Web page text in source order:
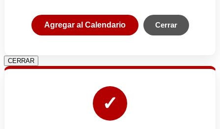
Agregar al Calendario Cerrar
CERRAR
✓